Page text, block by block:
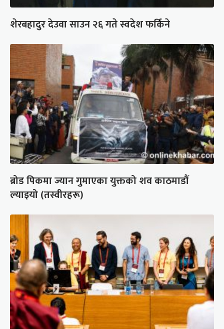
शेरबहादुर देउवा साउन २६ गते स्वदेश फर्किने
ब्रोड पिकमा ज्यान गुमाएका युक्तको शव काठमाडौं
ल्याइयो (तस्वीरहरू)